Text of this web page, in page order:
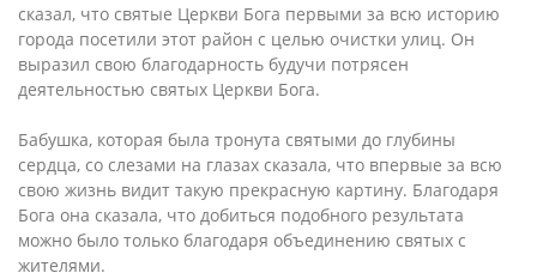
сказал, что святые Церкви Бога первыми за всю историю
города посетили этот район с целью очистки улиц. Он
выразил свою благодарность будучи потрясен
деятельностью святых Церкви Бога.
Бабушка, которая была тронута святыми до глубины
сердца, со слезами на глазах сказала, что впервые за всю
свою жизнь видит такую прекрасную картину. Благодаря
Бога она сказала, что добиться подобного результата
можно было только благодаря объединению святых с
жителями.